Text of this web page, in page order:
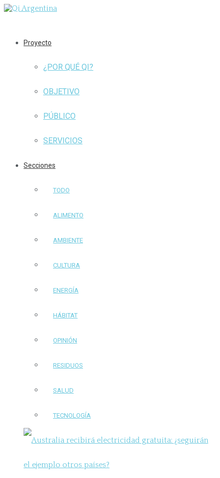
Proyecto
¿POR QUÉ QI?
OBJETIVO
PÚBLICO
SERVICIOS
Secciones
TODO
ALIMENTO
AMBIENTE
CULTURA
ENERGÍA
HÁBITAT
OPINIÓN
RESIDUOS
SALUD
TECNOLOGÍA